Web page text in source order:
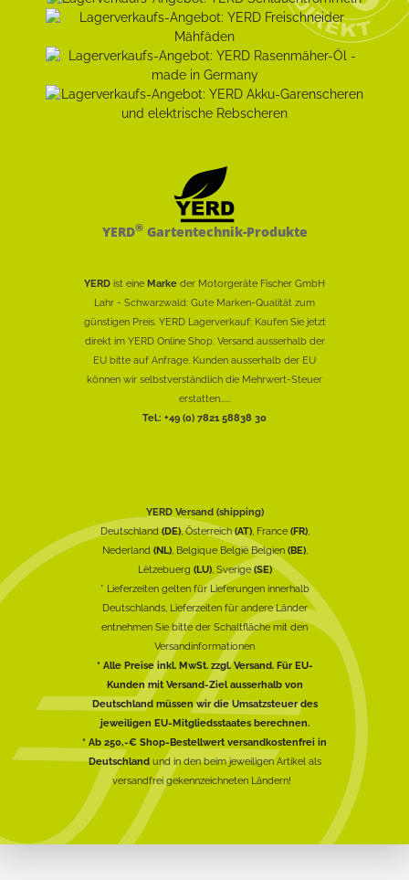
YERD®Gartentechnik-Produkte
YERD ist eine Marke der Motorgeräte Fischer GmbH
Lahr - Schwarzwald: Gute Marken-Qualität zum
günstigen Preis. YERD Lagerverkauf: Kaufen Sie jetzt
direkt im YERD Online Shop. Versand ausserhalb der
EU bitte auf Anfrage. Kunden ausserhalb der EU
können wir selbstverständlich die Mehrwert-Steuer
erstatten......
Tel.: +49 (0) 7821 58838 30
YERD Versand (shipping)
Deutschland(DE), Österreich(AT), France (FR),
Nederland (NL), Belgique België Belgien (BE),
Lëtzebuerg (LU), Sverige(SE)
* Lieferzeiten gelten für Lieferungen innerhalb
Deutschlands, Lieferzeiten für andere Länder
entnehmen Sie bitte der Schaltfläche mit den
Versandinformationen
* Alle Preise inkl. MwSt. zzgl. Versand. Für EU-
Kunden mit Versand-Ziel ausserhalb von
Deutschland müssen wir die Umsatzsteuer des
jeweiligen EU-Mitgliedsstaates berechnen.
* Ab 250,-€ Shop-Bestellwert versandkostenfrei in
Deutschlandund in den beim jeweiligen Artikel als
versandfrei gekennzeichneten Ländern!